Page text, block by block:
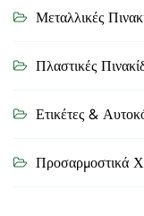
Μεταλλικές
Πλαστικές
Ετικέτες &
Προσαρμοστικά